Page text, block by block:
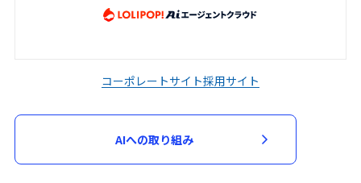
コーポレートサイト採用サイト
AIへの取り組み